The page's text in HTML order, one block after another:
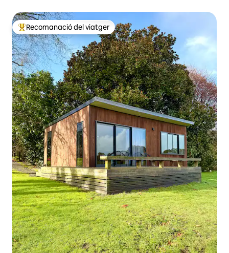
Principals recomanacions dels viatgers
Recomanació del viatger